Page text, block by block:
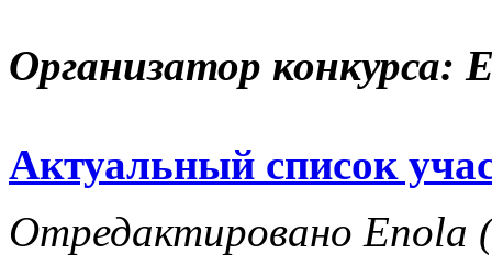
Организатор конкурса:
Актуальный список
Отредактировано Enola